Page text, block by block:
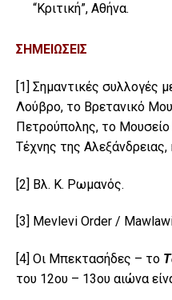
“Κριτική”, Αθήνα.
ΣΗΜΕΙΩΣΕΙΣ
[1] Σημαντικές συλλογές
Λούβρο, το Βρετανικό
Πετρούπολης, το Μουσείο
Τέχνης της Αλεξάνδρειας,
[2] Βλ. Κ. Ρωμανός.
[3] Mevlevi Order /
[4] Οι Μπεκτασήδες – το
του 12ου – 13ου αιώνα